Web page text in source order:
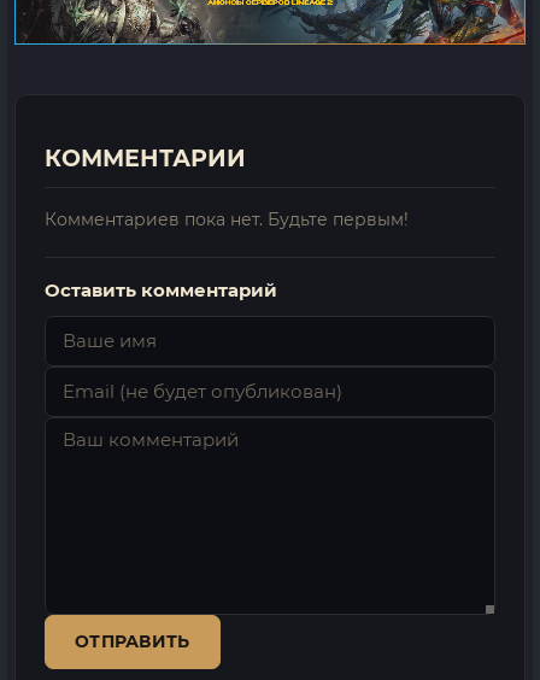
КОММЕНТАРИИ
Комментариев пока нет. Будьте первым!
Оставить комментарий
ОТПРАВИТЬ